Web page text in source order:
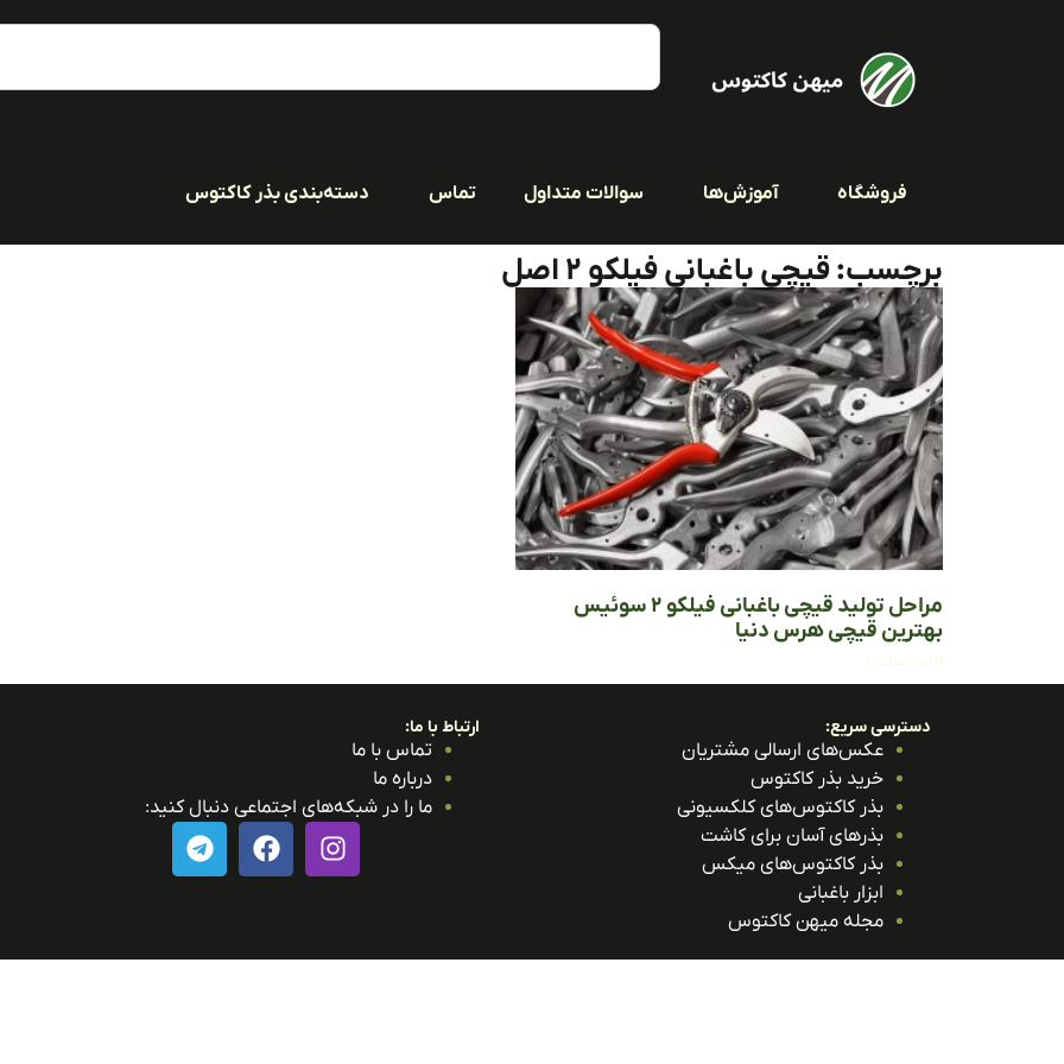
فروشگاه آموزش‌ها سوالات متداول تماس دسته‌بندی بذر کاکتوس
برچسب: قیچی باغبانی فیلکو 2 اصل
مراحل تولید قیچی باغبانی فیلکو ۲ سوئیس
بهترین قیچی هرس دنیا
ادامه مطلب »
دسترسی سریع:
عکس‌های ارسالی مشتریان
خرید بذر کاکتوس
بذر کاکتوس‌های کلکسیونی
بذرهای آسان برای کاشت
بذر کاکتوس‌های میکس
ابزار باغبانی
مجله میهن کاکتوس
ارتباط با ما:
تماس با ما
درباره ما
ما را در شبکه‌های اجتماعی دنبال کنید: